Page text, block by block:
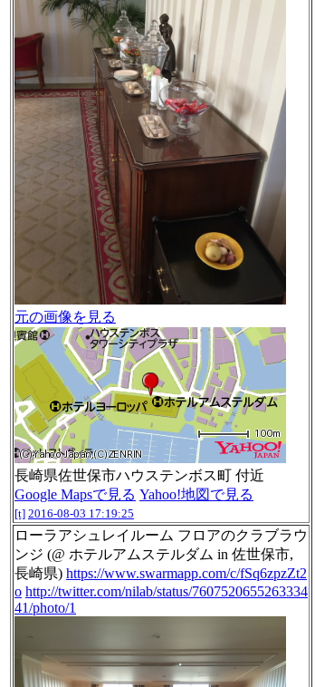
元の画像を見る
長崎県佐世保市ハウステンボス町 付近
Google Mapsで見る Yahoo!地図で見る
[t] 2016-08-03 17:19:25
ローラアシュレイルーム フロアのクラブラウ
ンジ (@ ホテルアムステルダム in 佐世保市,
長崎県) https://www.swarmapp.com/c/fSq6zpzZt2
o http://twitter.com/nilab/status/7607520655263334
41/photo/1